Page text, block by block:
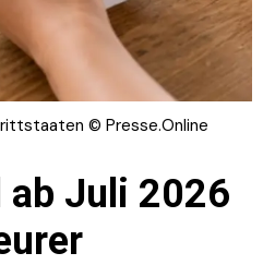
© Presse.Online
ab Juli 2026